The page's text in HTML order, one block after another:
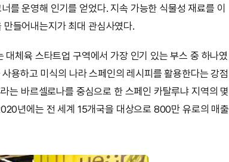
를 운영해 인기를 얻었다. 지속 가능한 식물성 재료를 이
들어내는지가 최대 관심사였다.
체육 스타트업 구역에서 가장 인기 있는 부스 중 하나였
용하고 미식의 나라 스페인의 레시피를 활용한다는 강점
는 바르셀로나를 중심으로 한 스페인 카탈루냐 지역의 몇
년에는 전 세계 15개국을 대상으로 800만 유로의 매출